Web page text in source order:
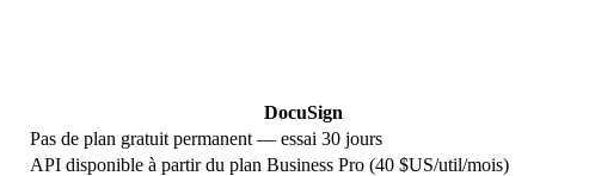
DocuSign
Pas de plan gratuit permanent — essai 30 jours
API disponible à partir du plan Business Pro (40 $US/util/mois)